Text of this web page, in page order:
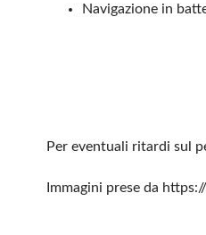
Navigazione in
Per eventuali ritardi sul
Immagini prese da